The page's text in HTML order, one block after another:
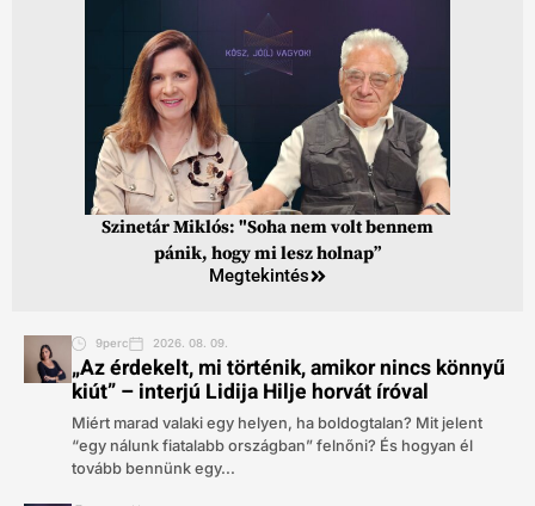
Szinetár Miklós: "Soha nem volt bennem
pánik, hogy mi lesz holnap”
Megtekintés
9perc 2026. 08. 09.
„Az érdekelt, mi történik, amikor nincs könnyű
kiút” – interjú Lidija Hilje horvát íróval
Miért marad valaki egy helyen, ha boldogtalan? Mit jelent
“egy nálunk fiatalabb országban” felnőni? És hogyan él
tovább bennünk egy...